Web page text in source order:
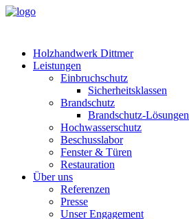
Holzhandwerk Dittmer
Leistungen
Einbruchschutz
Sicherheitsklassen
Brandschutz
Brandschutz-Lösungen
Hochwasserschutz
Beschusslabor
Fenster & Türen
Restauration
Über uns
Referenzen
Presse
Unser Engagement